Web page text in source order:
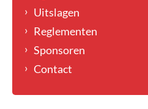
Uitslagen
Reglementen
Sponsoren
Contact